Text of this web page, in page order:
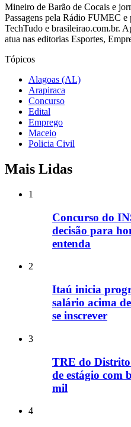
Mineiro de Barão de Cocais e
Passagens pela Rádio FUMEC
TechTudo e brasileirao.com.br.
atua nas editorias Esportes,
Tópicos
Alagoas (AL)
Arapiraca
Concurso
Edital
Emprego
Maceio
Policia Civil
Mais Lidas
1
Concurso do
decisão para
entenda
2
Itaú inicia
salário acima
se inscrever
3
TRE do
de estágio com
mil
4